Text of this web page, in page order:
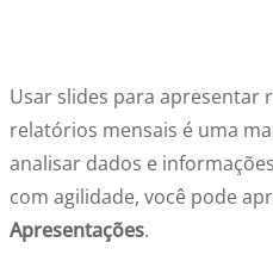
Usar slides para apresentar
relatórios mensais é uma
analisar dados e
com agilidade, você pode
Apresentações.